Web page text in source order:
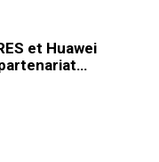
et Huawei